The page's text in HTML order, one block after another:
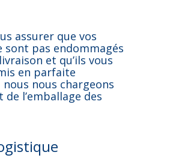
assurer que vos
sont pas endommagés
et qu’ils vous
en parfaite
nous chargeons
de l’emballage des